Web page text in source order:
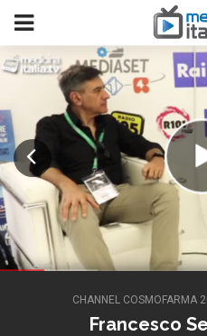
CHANNEL COSMOFARMA
Francesco